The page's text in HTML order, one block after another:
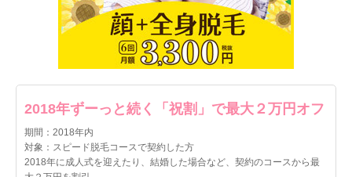
◎無料カウンセリングは受けましたか？その時の印象と、勧
誘の有無を教えてください。
無料カウンセリングの時、全身脱毛の勧誘が少し強引な感じ
がしました。最終的にはこちらが必要な分だけ契約できたの
ですが、気弱な方は断りにくいかもしれないです。
コースや施術内容の説明は大変詳しく、親切でした。
◎内装はどうでしたか？
内装はサロンのイメージカラーである赤で統一されていまし
2018年ずーっと続く「祝割」で最大２万円オフ
期間：2018年内
対象：スピード脱毛コースで契約した方
2018年に成人式を迎えたり、結婚した場合など、契約のコースから最